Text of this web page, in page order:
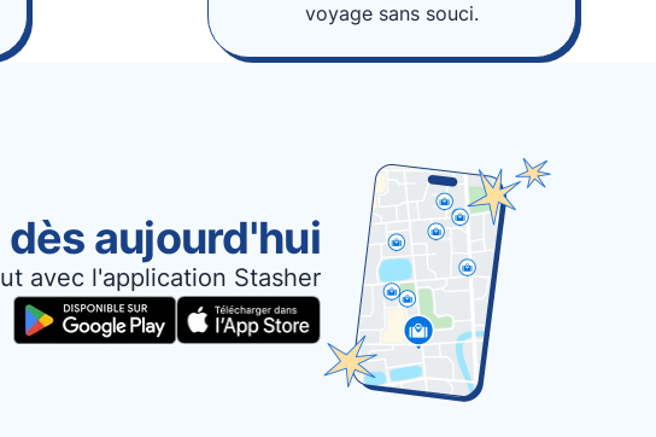
voyage sans souci.
aujourd'hui
avec l'application Stasher